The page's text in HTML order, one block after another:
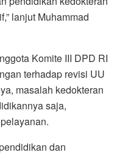
lanjut Muhammad
Komite III DPD RI
terhadap revisi UU
masalah kedokteran
saja,
dan